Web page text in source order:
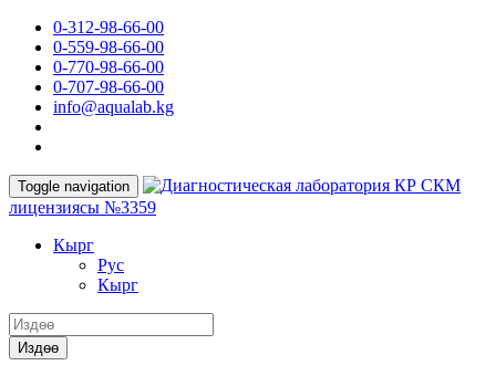
0-312-98-66-00
0-559-98-66-00
0-770-98-66-00
0-707-98-66-00
info@aqualab.kg
Toggle navigation
КР СКМ
лицензиясы №3359
Кырг
Руc
Кырг
Издөө